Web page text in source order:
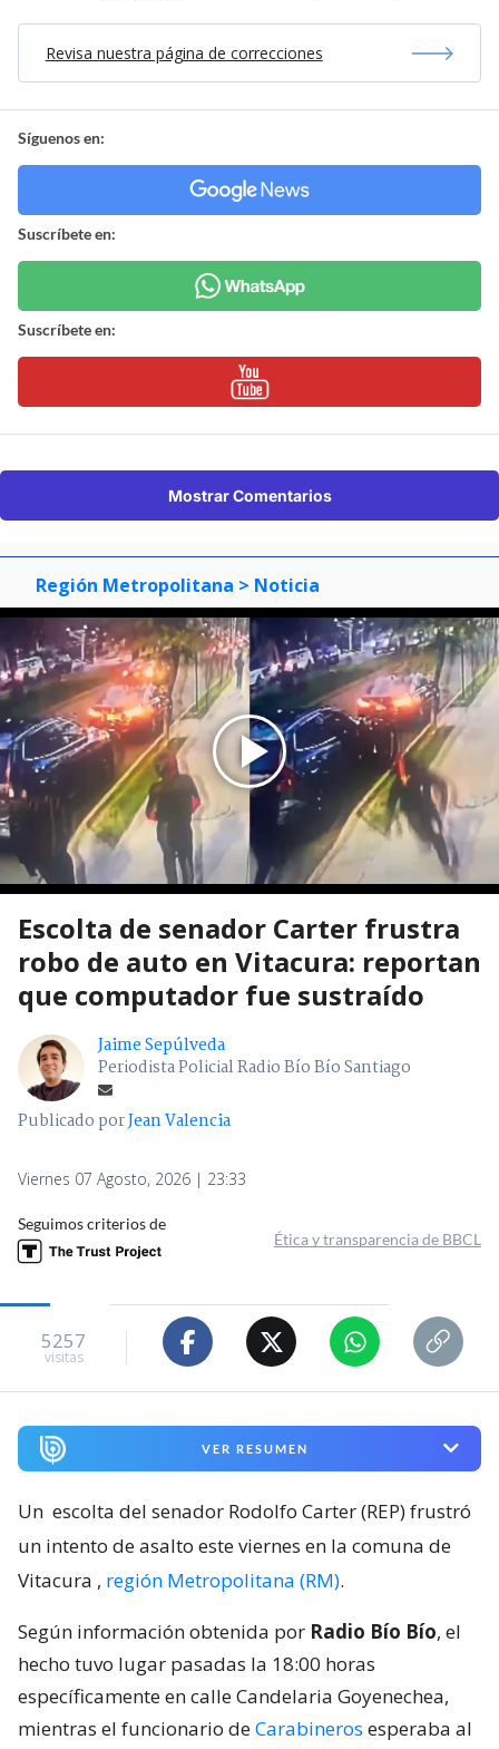
Revisa nuestra página de correcciones
Síguenos en:
Suscríbete en:
Suscríbete en:
Mostrar Comentarios
Región Metropolitana > Noticia
Escolta de senador Carter frustra
robo de auto en Vitacura: reportan
que computador fue sustraído
Jaime Sepúlveda
Periodista Policial Radio Bío Bío Santiago
Publicado porJean Valencia
Viernes 07 Agosto, 2026 | 23:33
Seguimos criterios de
Ética y transparencia de BBCL
5257
visitas
VER RESUMEN
Un escolta del senador Rodolfo Carter (REP) frustró
un intento de asalto este viernes en la comuna de
Vitacura , región Metropolitana (RM).
Según información obtenida por Radio Bío Bío, el
hecho tuvo lugar pasadas la 18:00 horas
específicamente en calle Candelaria Goyenechea,
mientras el funcionario deCarabineros esperaba al